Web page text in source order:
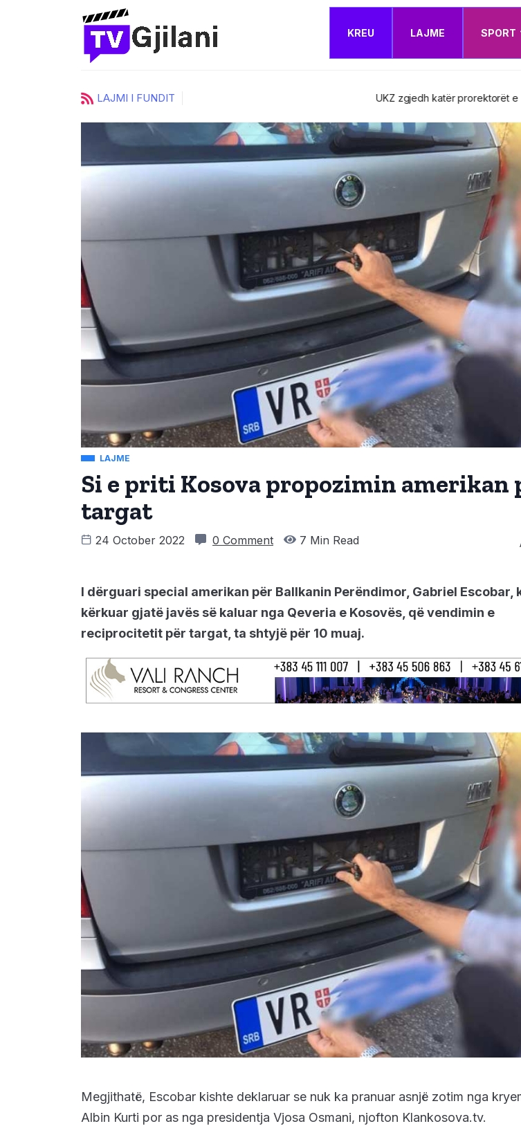
KREU LAJME SPORT
LAJMI I FUNDIT UKZ zgjedh katër prorektorët e rinj – Këshilli Drejtues miraton edhe
LAJME
Si e priti Kosova propozimin amerikan
targat
24 October 2022 0 Comment 7 Min Read
I dërguari special amerikan për Ballkanin Perëndimor, Gabriel Escobar,
kërkuar gjatë javës së kaluar nga Qeveria e Kosovës, që vendimin e
reciprocitetit për targat, ta shtyjë për 10 muaj.
Megjithatë, Escobar kishte deklaruar se nuk ka pranuar asnjë zotim nga
Albin Kurti por as nga presidentja Vjosa Osmani, njofton Klankosova.tv.